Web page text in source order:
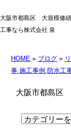
大阪市都島区 大規模修
工事なら株式会社 泉
HOME » ブログ »
事,施工事例 ,防水工
大阪市都島区